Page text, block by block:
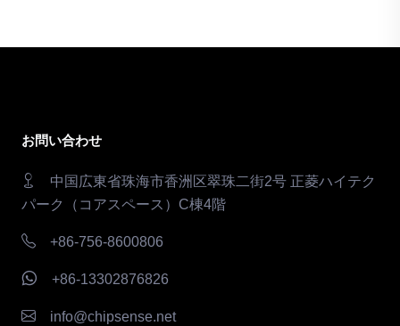
お問い合わせ
中国広東省珠海市香洲区翠珠二街2号 正菱ハイテク
パーク（コアスペース）C棟4階
+86-756-8600806
+86-13302876826
info@chipsense.net